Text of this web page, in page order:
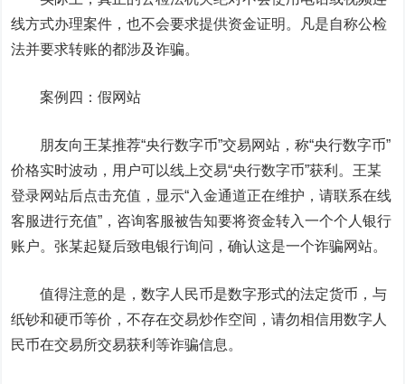
线方式办理案件，也不会要求提供资金证明。凡是自称公检
法并要求转账的都涉及诈骗。
案例四：假网站
朋友向王某推荐“央行数字币”交易网站，称“央行数字币”
价格实时波动，用户可以线上交易“央行数字币”获利。王某
登录网站后点击充值，显示“入金通道正在维护，请联系在线
客服进行充值”，咨询客服被告知要将资金转入一个个人银行
账户。张某起疑后致电银行询问，确认这是一个诈骗网站。
值得注意的是，数字人民币是数字形式的法定货币，与
纸钞和硬币等价，不存在交易炒作空间，请勿相信用数字人
民币在交易所交易获利等诈骗信息。